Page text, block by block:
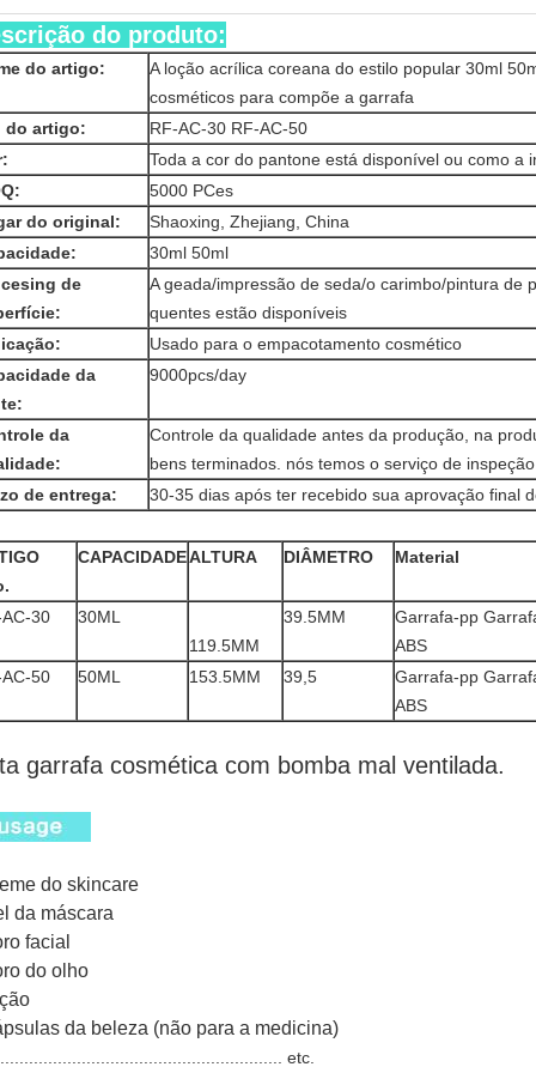
do produto:
do artigo:
A loção acrílica coreana do estilo popular 30ml
cosméticos para compõe a garrafa
do artigo:
RF-AC-30 RF-AC-50
Toda a cor do pantone está disponível ou como a
5000 PCes
do original:
Shaoxing, Zhejiang, China
30ml 50ml
de
A geada/impressão de seda/o carimbo/pintura de
quentes estão disponíveis
Usado para o empacotamento cosmético
da
9000pcs/day
da
Controle da qualidade antes da produção, na
bens terminados. nós temos o serviço de
de entrega:
30-35 dias após ter recebido sua aprovação final
CAPACIDADEALTURA DIÂMETRO Material
30
30ML
119.5MM
39.5MM
Garrafa-pp
ABS
50
50ML 153.5MM 39,5
Garrafa-pp
ABS
garrafa cosmética com bomba mal ventilada.
do skincare
da máscara
facial
do olho
da beleza (não para a medicina)
etc.